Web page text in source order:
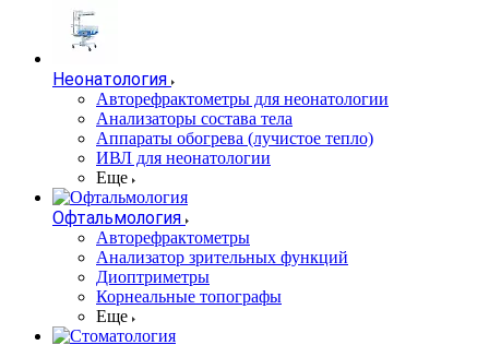
Неонатология
Авторефрактометры для неонатологии
Анализаторы состава тела
Аппараты обогрева (лучистое тепло)
ИВЛ для неонатологии
Еще
Офтальмология
Авторефрактометры
Анализатор зрительных функций
Диоптриметры
Корнеальные топографы
Еще